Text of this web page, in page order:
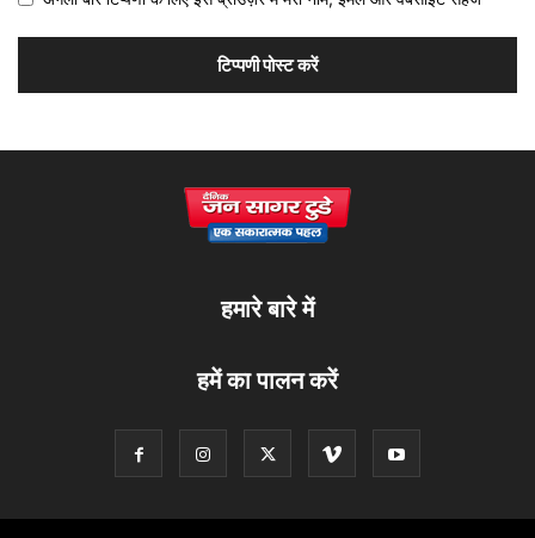
हमारे बारे में
हमें का पालन करें